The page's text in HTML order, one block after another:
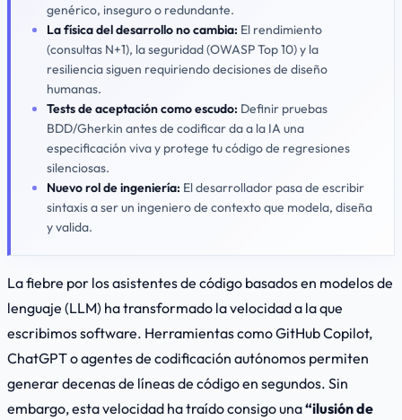
genérico, inseguro o redundante.
La física del desarrollo no cambia: El rendimiento
(consultas N+1), la seguridad (OWASP Top 10) y la
resiliencia siguen requiriendo decisiones de diseño
humanas.
Tests de aceptación como escudo: Definir pruebas
BDD/Gherkin antes de codificar da a la IA una
especificación viva y protege tu código de regresiones
silenciosas.
Nuevo rol de ingeniería: El desarrollador pasa de escribir
sintaxis a ser un ingeniero de contextoque modela, diseña
y valida.
La fiebre por los asistentes de código basados en modelos de
lenguaje (LLM) ha transformado la velocidad a la que
escribimos software. Herramientas como GitHub Copilot,
ChatGPT o agentes de codificación autónomos permiten
generar decenas de líneas de código en segundos. Sin
embargo, esta velocidad ha traído consigo una“ilusión de